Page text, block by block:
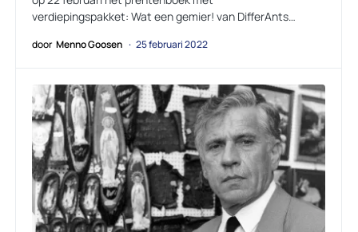
verdiepingspakket: Wat een gemier! van DifferAnts…
door Menno Goosen 25 februari 2022